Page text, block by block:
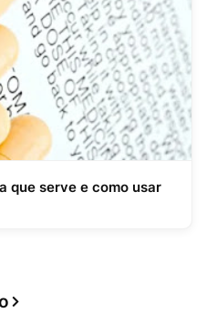
que serve e como usar